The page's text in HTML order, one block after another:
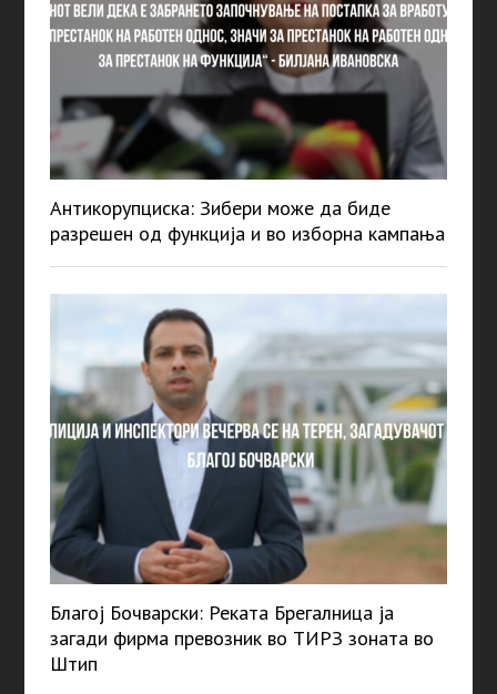
Антикорупциска: Зибери може да биде
разрешен од функција и во изборна кампања
Благој Бочварски: Реката Брегалница ја
загади фирма превозник во ТИРЗ зоната во
Штип